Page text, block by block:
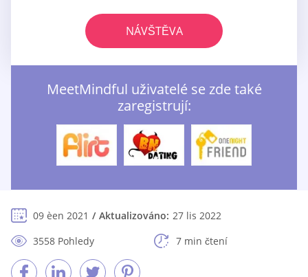
NÁVŠTĚVA
MeetMindful uživatelé se zde také
zaregistrují:
09 èen 2021 Aktualizováno: 27 lis 2022
3558 Pohledy
7 min čtení